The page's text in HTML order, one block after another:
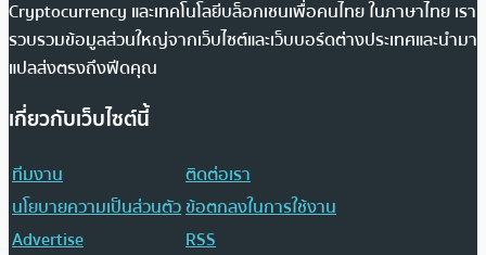
Cryptocurrency และเทคโนโลยีบล็อกเชนเพื่อคนไทย ในภาษาไทย เรา
รวบรวมข้อมูลส่วนใหญ่จากเว็บไซต์และเว็บบอร์ดต่างประเทศและนำมา
แปลส่งตรงถึงฟีดคุณ
เกี่ยวกับเว็บไซต์นี้
ทีมงาน
ติดต่อเรา
นโยบายความเป็นส่วนตัวข้อตกลงในการใช้งาน
Advertise
RSS